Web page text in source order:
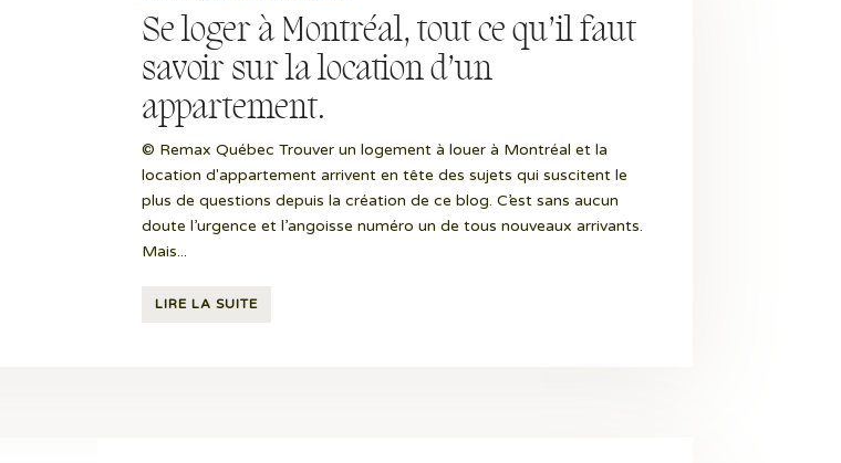
Se loger à Montréal, tout ce qu’il faut
savoir sur la location d’un
appartement.
© Remax Québec Trouver un logement à louer à Montréal et la
location d'appartement arrivent en tête des sujets qui suscitent le
plus de questions depuis la création de ce blog. C’est sans aucun
doute l’urgence et l’angoisse numéro un de tous nouveaux arrivants.
Mais...
LIRE LA SUITE